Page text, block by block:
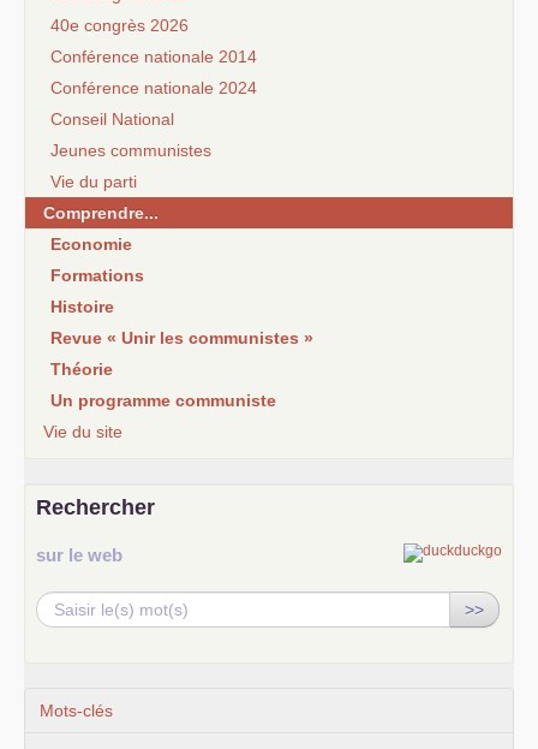
40e congrès 2026
Conférence nationale 2014
Conférence nationale 2024
Conseil National
Jeunes communistes
Vie du parti
Comprendre...
Economie
Formations
Histoire
Revue « Unir les communistes »
Théorie
Un programme communiste
Vie du site
Rechercher
sur le web
>>
Mots-clés